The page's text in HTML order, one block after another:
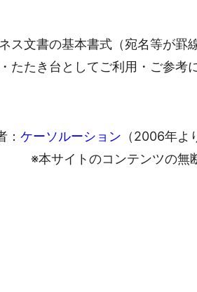
ス文書の基本書式（宛名等が罫
たたき台としてご利用・ご参考
： ケーソルーション （2006年よ
※本サイトのコンテンツの無